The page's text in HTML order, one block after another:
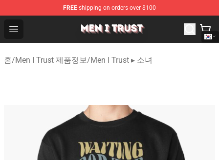
FREE shipping on orders over $100
Open menu
Men I Trust Shop - Official Men I Trust Merchandise Store
홈/Men I Trust 제품정보/Men I Trust ▸ 소녀